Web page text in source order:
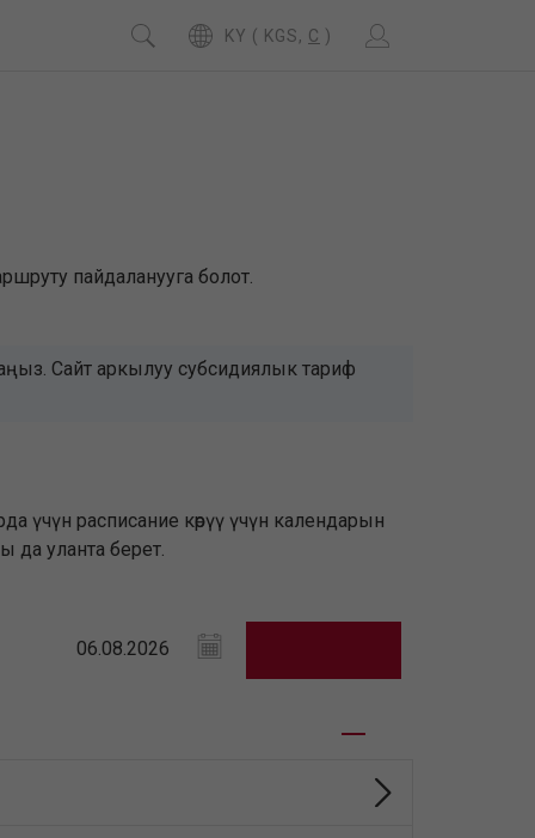
KY ( KGS, C )
пайдаланууга болот.
Сайт аркылуу субсидиялык тариф
расписание көрүү үчүн календарын
да уланта берет.